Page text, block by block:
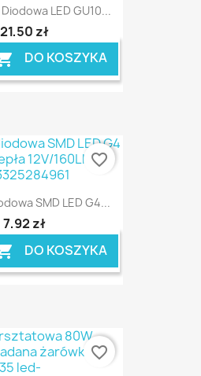
LED GU10...
21,50 zł
DO KOSZYKA
SMD LED G4...
7,92 zł
DO KOSZYKA
favorite_border
favorite_border